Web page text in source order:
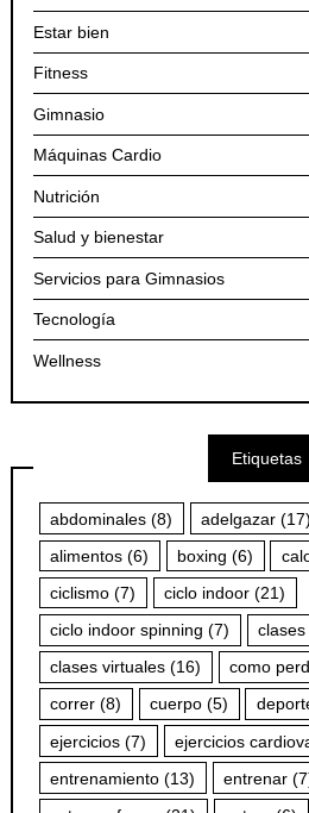
Estar bien
Fitness
Gimnasio
Máquinas Cardio
Nutrición
Salud y bienestar
Servicios para Gimnasios
Tecnología
Wellness
Etiquetas
abdominales (8) adelgazar (17)
alimentos (6) boxing (6)
ciclismo (7) ciclo indoor (21)
ciclo indoor spinning (7)
clases virtuales (16) como
correr (8) cuerpo (5)
ejercicios (7) ejercicios
entrenamiento (13) entrenar